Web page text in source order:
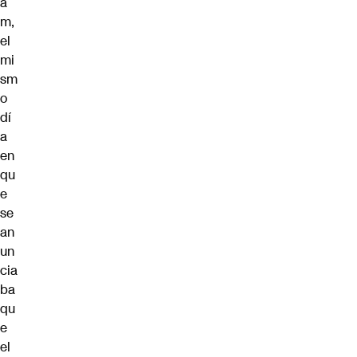
m,
el
mi
sm
o
dí
a
en
qu
e
se
an
un
cia
ba
qu
e
el